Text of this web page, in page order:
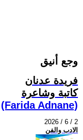
وجع أنيق
فريدة عدنان
كاتبة وشاعرة
(Farida Adnane)
2026 / 6 / 2
الادب والفن